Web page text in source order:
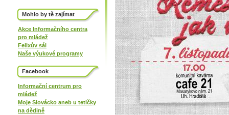
Mohlo by tě zajímat
Akce Informačního centra
pro mládež
Felixův sál
Naše výukové programy
Facebook
Informační centrum pro
mládež
Moje Slovácko aneb u tetičky
na dědině